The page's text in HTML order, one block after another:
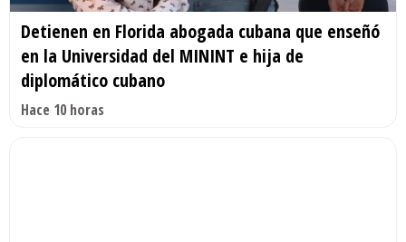
Detienen en Florida abogada cubana que enseñó
en la Universidad del MININT e hija de
diplomático cubano
Hace 10 horas